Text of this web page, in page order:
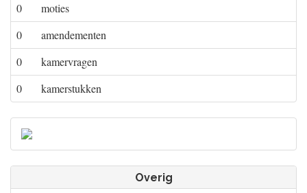
0
moties
0
amendementen
0
kamervragen
0
kamerstukken
Overig